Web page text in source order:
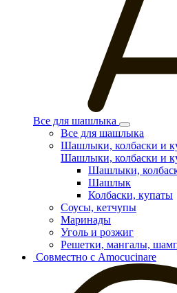
Все для шашлыка
Все для шашлыка
Шашлыки, колбаски и
Шашлыки, колбаски и
Шашлыки,
Шашлык
Колбаски, купаты
Соусы, кетчупы
Маринады
Уголь и розжиг
Решетки, мангалы,
Совместно с Amocucinare